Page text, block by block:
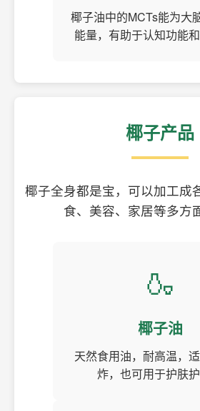
椰子油中的MCTs能为大
能量，有助于认知功能和
椰子产品
椰子全身都是宝，可以加工成
食、美容、家居等多方
🍶
椰子油
天然食用油，耐高温，
炸，也可用于护肤护